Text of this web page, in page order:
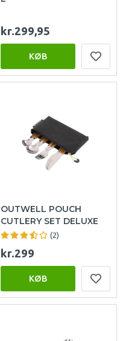
kr.299,95
KØB
OUTWELL POUCH
CUTLERY SET DELUXE
(2)
kr.299
KØB